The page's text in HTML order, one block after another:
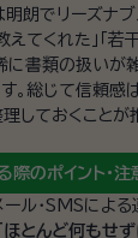
明朗でリーズナ
えてくれた」「若
に書類の扱いが
。総じて信頼感
しておくことが
際のポイント・注
ル・SMSによる
ほとんど何もせず